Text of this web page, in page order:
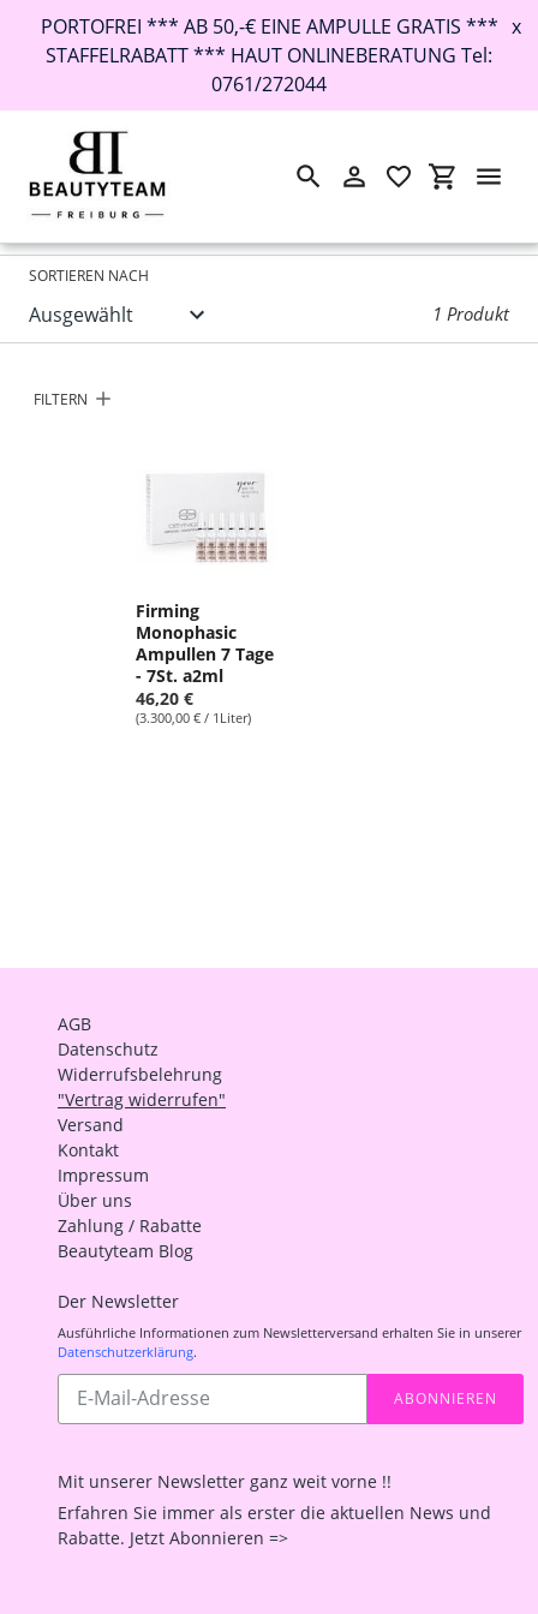
Direkt
Inhalt
PORTOFREI *** AB 50,-€ EINE AMPULLE GRATIS ***
STAFFELRABATT *** HAUT ONLINEBERATUNG Tel:
0761/272044
x
SuchenEinloggen
Startseite › Jast a moment
SORTIEREN NACH
1 Produkt
FILTERN
Firming
Monophasic
Ampullen 7 Tage
- 7St. a2ml
46,20 €
(3.300,00 € / 1Liter)
AGB
Datenschutz
Widerrufsbelehrung
"Vertrag widerrufen"
Versand
Kontakt
Impressum
Über uns
Zahlung / Rabatte
Beautyteam Blog
Der Newsletter
Ausführliche Informationen zum Newsletterversand erhalten Sie in unserer
Datenschutzerklärung.
Abonnieren
unsere
ABONNIEREN
Mit unserer Newsletter ganz weit vorne !!
Erfahren Sie immer als erster die aktuellen News und
Rabatte. Jetzt Abonnieren =>